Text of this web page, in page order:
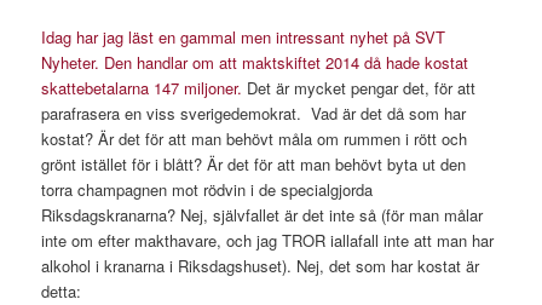
Idag har jag läst en gammal men intressant nyhet på SVT
Nyheter. Den handlar om att maktskiftet 2014 då hade kostat
skattebetalarna 147 miljoner. Det är mycket pengar det, för att
parafrasera en viss sverigedemokrat. Vad är det då som har
kostat? Är det för att man behövt måla om rummen i rött och
grönt istället för i blått? Är det för att man behövt byta ut den
torra champagnen mot rödvin i de specialgjorda
Riksdagskranarna? Nej, självfallet är det inte så (för man målar
inte om efter makthavare, och jag TROR iallafall inte att man har
alkohol i kranarna i Riksdagshuset). Nej, det som har kostat är
detta: